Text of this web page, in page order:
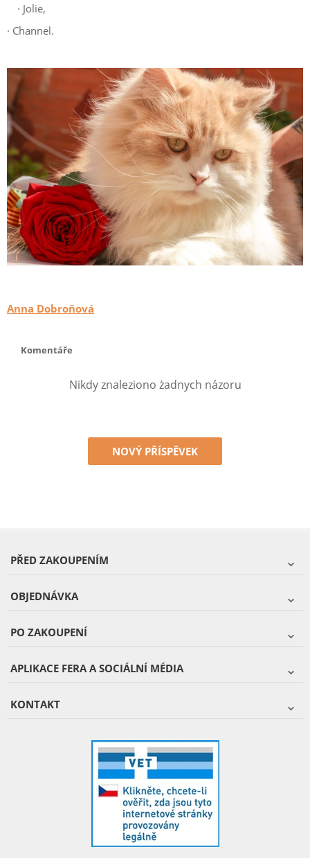
· Jolie,
· Channel.
Anna Dobroňová
Komentáře
Nikdy znaleziono żadnych názoru
NOVÝ PŘÍSPĚVEK
PŘED ZAKOUPENÍM
OBJEDNÁVKA
PO ZAKOUPENÍ
APLIKACE FERA A SOCIÁLNÍ MÉDIA
KONTAKT